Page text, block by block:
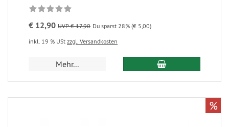
€ 12,90 UVP € 17,90 Du sparst 28% (€ 5,00)
inkl. 19 % USt zzgl. Versandkosten
Mehr...
%